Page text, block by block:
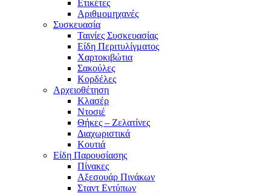
Ετικέτες
Αριθμομηχανές
Συσκευασία
Ταινίες Συσκευασίας
Είδη Περιτυλίγματος
Χαρτοκιβώτια
Σακούλες
Κορδέλες
Αρχειοθέτηση
Κλασέρ
Ντοσιέ
Θήκες – Ζελατίνες
Διαχωριστικά
Κουτιά
Είδη Παρουσίασης
Πίνακες
Αξεσουάρ Πινάκων
Σταντ Εντύπων